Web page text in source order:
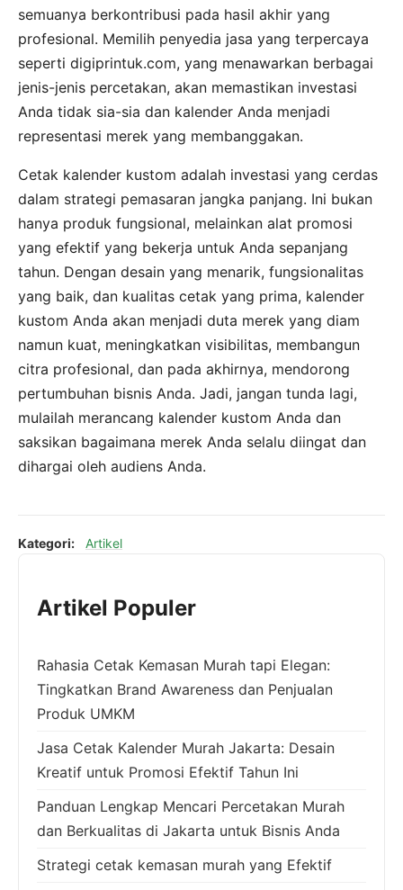
semuanya berkontribusi pada hasil akhir yang
profesional. Memilih penyedia jasa yang terpercaya
seperti digiprintuk.com, yang menawarkan berbagai
jenis-jenis percetakan, akan memastikan investasi
Anda tidak sia-sia dan kalender Anda menjadi
representasi merek yang membanggakan.
Cetak kalender kustom adalah investasi yang cerdas
dalam strategi pemasaran jangka panjang. Ini bukan
hanya produk fungsional, melainkan alat promosi
yang efektif yang bekerja untuk Anda sepanjang
tahun. Dengan desain yang menarik, fungsionalitas
yang baik, dan kualitas cetak yang prima, kalender
kustom Anda akan menjadi duta merek yang diam
namun kuat, meningkatkan visibilitas, membangun
citra profesional, dan pada akhirnya, mendorong
pertumbuhan bisnis Anda. Jadi, jangan tunda lagi,
mulailah merancang kalender kustom Anda dan
saksikan bagaimana merek Anda selalu diingat dan
dihargai oleh audiens Anda.
Kategori: Artikel
Artikel Populer
Rahasia Cetak Kemasan Murah tapi Elegan:
Tingkatkan Brand Awareness dan Penjualan
Produk UMKM
Jasa Cetak Kalender Murah Jakarta: Desain
Kreatif untuk Promosi Efektif Tahun Ini
Panduan Lengkap Mencari Percetakan Murah
dan Berkualitas di Jakarta untuk Bisnis Anda
Strategi cetak kemasan murah yang Efektif